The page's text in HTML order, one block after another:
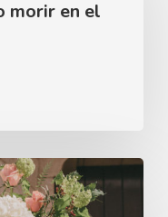
morir en el